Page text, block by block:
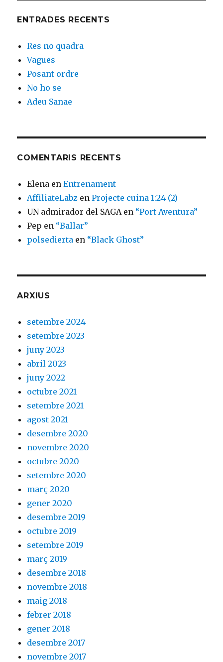
ENTRADES RECENTS
Res no quadra
Vagues
Posant ordre
No ho se
Adeu Sanae
COMENTARIS RECENTS
Elena enEntrenament
AffiliateLabz enProjecte cuina 1:24 (2)
UN admirador del SAGAen “Port Aventura”
Pep en “Ballar”
polsedierta en “Black Ghost”
ARXIUS
setembre 2024
setembre 2023
juny 2023
abril 2023
juny 2022
octubre 2021
setembre 2021
agost 2021
desembre 2020
novembre 2020
octubre 2020
setembre 2020
març 2020
gener 2020
desembre 2019
octubre 2019
setembre 2019
març 2019
desembre 2018
novembre 2018
maig 2018
febrer 2018
gener 2018
desembre 2017
novembre 2017